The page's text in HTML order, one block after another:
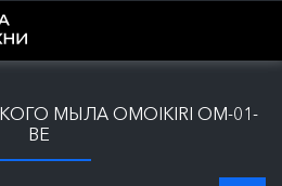
МЫЛА OMOIKIRI ОМ-01-
BE